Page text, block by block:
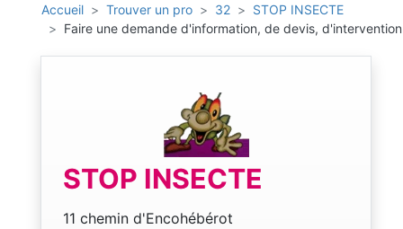
Accueil Trouver un pro 32
STOP INSECTE
Faire une demande d'information, de devis, d'intervention
STOP INSECTE
11 chemin d'Encohébérot